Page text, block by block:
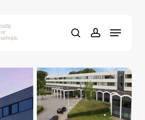
searchaccount
MenuClose